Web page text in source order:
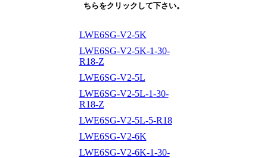
ちらをクリックして下さい。
LWE6SG-V2-5K
LWE6SG-V2-5K-1-30-
R18-Z
LWE6SG-V2-5L
LWE6SG-V2-5L-1-30-
R18-Z
LWE6SG-V2-5L-5-R18
LWE6SG-V2-6K
LWE6SG-V2-6K-1-30-